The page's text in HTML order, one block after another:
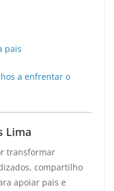
pais
a enfrentar o
Lima
transformar
compartilho
apoiar pais e